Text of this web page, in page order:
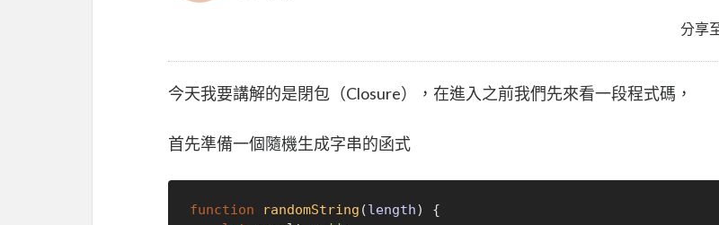
分享
今天我要講解的是閉包（Closure），在進入之前我們先來看一段程式碼，
首先準備一個隨機生成字串的函式
function randomString (length) {